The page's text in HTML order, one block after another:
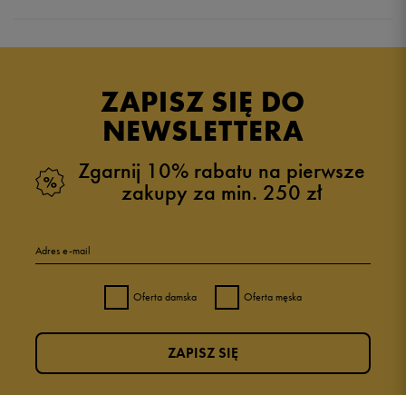
ZAPISZ SIĘ DO
NEWSLETTERA
Zgarnij 10% rabatu na pierwsze
zakupy za min. 250 zł
Adres e-mail
Oferta damska Oferta męska
ZAPISZ SIĘ